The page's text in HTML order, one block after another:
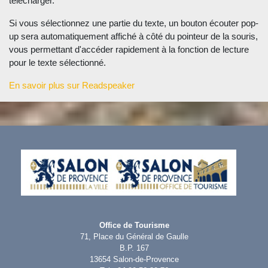
Si vous sélectionnez une partie du texte, un bouton écouter pop-
up sera automatiquement affiché à côté du pointeur de la souris,
vous permettant d'accéder rapidement à la fonction de lecture
pour le texte sélectionné.
En savoir plus sur Readspeaker
Office de Tourisme
71, Place du Général de Gaulle
B.P. 167
13654 Salon-de-Provence